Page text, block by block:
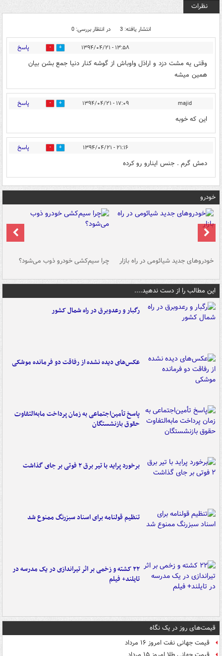
نظرات
انتشار یافته: 3 در انتظار بررسی: 0
۱۳:۵۸ - ۱۳۹۴/۰۴/۲۱ 0 پاسخ
وقتی یه مشت دزد و اراذل واوباش از گوشه کنار دنیا جمع بشن بیان
همین میشه
majid ۱۷:۰۹ - ۱۳۹۴/۰۴/۲۱ 0 پاسخ
این که خوبه
۲۱:۱۶ - ۱۳۹۴/۰۴/۲۱ 0 پاسخ
دمش گرم . جنس اینارو رو کرده
خودرو
خودروهای جدید شیائومی در راه بازار چرا سیم‌کشی خودرو ذوب می‌شود؟
این مطالب را از دست ندهید....
رگبار و رعدوبرق در راه شمال کشور
عکس‌های دیده نشده از رفاقت دو فرمانده‌ موشکی
پاسخ تأمین‌اجتماعی به زمان پرداخت مابه‌التفاوت
حقوق بازنشستگان
برخورد پراید با تیر برق ۲ فوتی بر جای گذاشت
تنظیم قولنامه برای اسناد سبزرنگ ممنوع شد
۲۲ کشته و زخمی بر اثر تیراندازی در یک مدرسه در
تایلند+ فیلم
قیمت‌های روز در یک نگاه
قیمت جهانی نفت امروز ۱۶ مرداد